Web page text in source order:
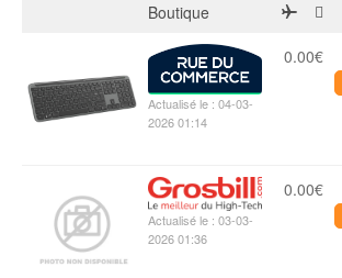
Boutique
Actualisé le : 04-03-
2026 01:14
0.00€
Actualisé le : 03-03-
2026 01:36
0.00€